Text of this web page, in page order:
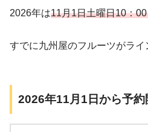
2026年は11月1日土曜日10：
すでに九州屋のフルーツがライ
2026年11月1日から予約